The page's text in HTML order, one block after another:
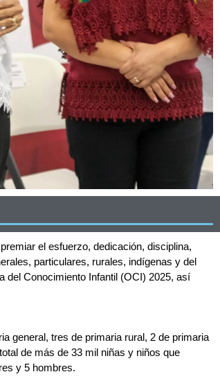
el esfuerzo, dedicación, disciplina,
particulares, rurales, indígenas y del
del Conocimiento Infantil (OCI) 2025, así
general, tres de primaria rural, 2 de primaria
de más de 33 mil niñas y niños que
y 5 hombres.